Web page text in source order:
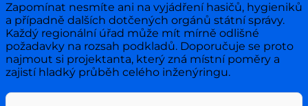
Zapomínat nesmíte ani na vyjádření hasičů, hygieniků
a případně dalších dotčených orgánů státní správy.
Každý regionální úřad může mít mírně odlišné
požadavky na rozsah podkladů. Doporučuje se proto
najmout si projektanta, který zná místní poměry a
zajistí hladký průběh celého inženýringu.